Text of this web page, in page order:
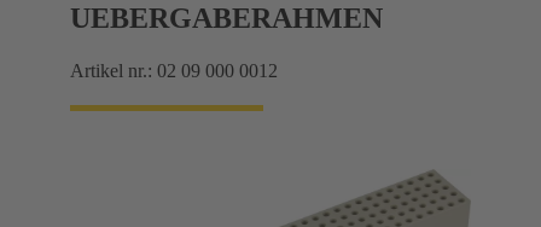
UEBERGABERAHMEN
Artikel nr.: 02 09 000 0012